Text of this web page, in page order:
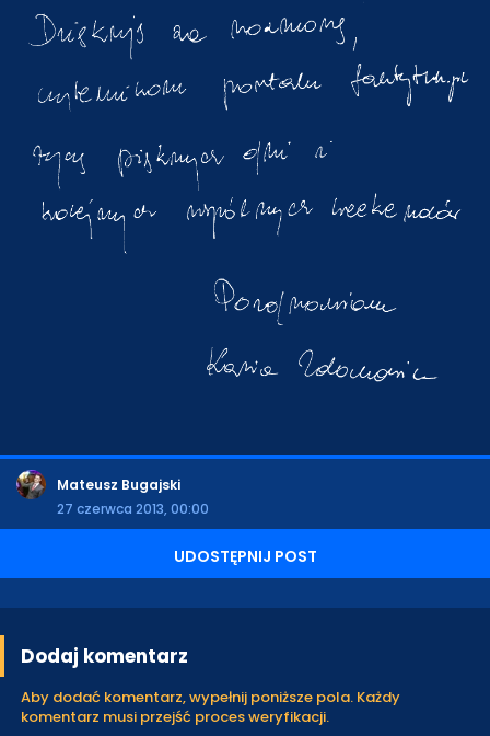
Mateusz Bugajski
27 czerwca 2013, 00:00
UDOSTĘPNIJ POST
Dodaj komentarz
Aby dodać komentarz, wypełnij poniższe pola. Każdy
komentarz musi przejść proces weryfikacji.